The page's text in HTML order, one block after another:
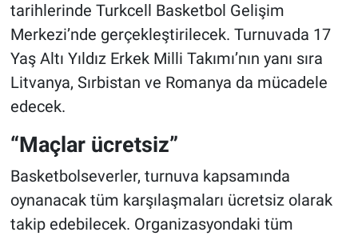
tarihlerinde Turkcell Basketbol Gelişim
Merkezi’nde gerçekleştirilecek. Turnuvada 17
Yaş Altı Yıldız Erkek Milli Takımı’nın yanı sıra
Litvanya, Sırbistan ve Romanya da mücadele
edecek.
“Maçlar ücretsiz”
Basketbolseverler, turnuva kapsamında
oynanacak tüm karşılaşmaları ücretsiz olarak
takip edebilecek. Organizasyondaki tüm